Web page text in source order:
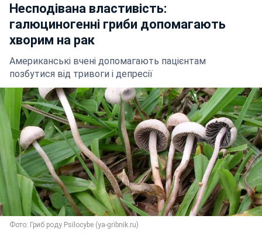
Несподівана властивість:
галюциногенні гриби допомагають
хворим на рак
Американські вчені допомагають пацієнтам
позбутися від тривоги і депресії
Фото: Гриб роду Psilocybe (ya-gribnik.ru)